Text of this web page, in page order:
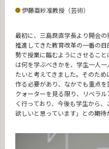
伊藤亜紗准教授（芸術）
最初に、三島良直学長より開会の
推進してきた教育改革の一番の
勢で授業に臨むようにさせるこ
は何を学ぶべきかを、学生一人
たいと考えてきました。そのた
作る必要があり、なかでも重点
クォーターを見る限り、リベラ
く行っており、今後も学生から
欲しいと思っています」との期待